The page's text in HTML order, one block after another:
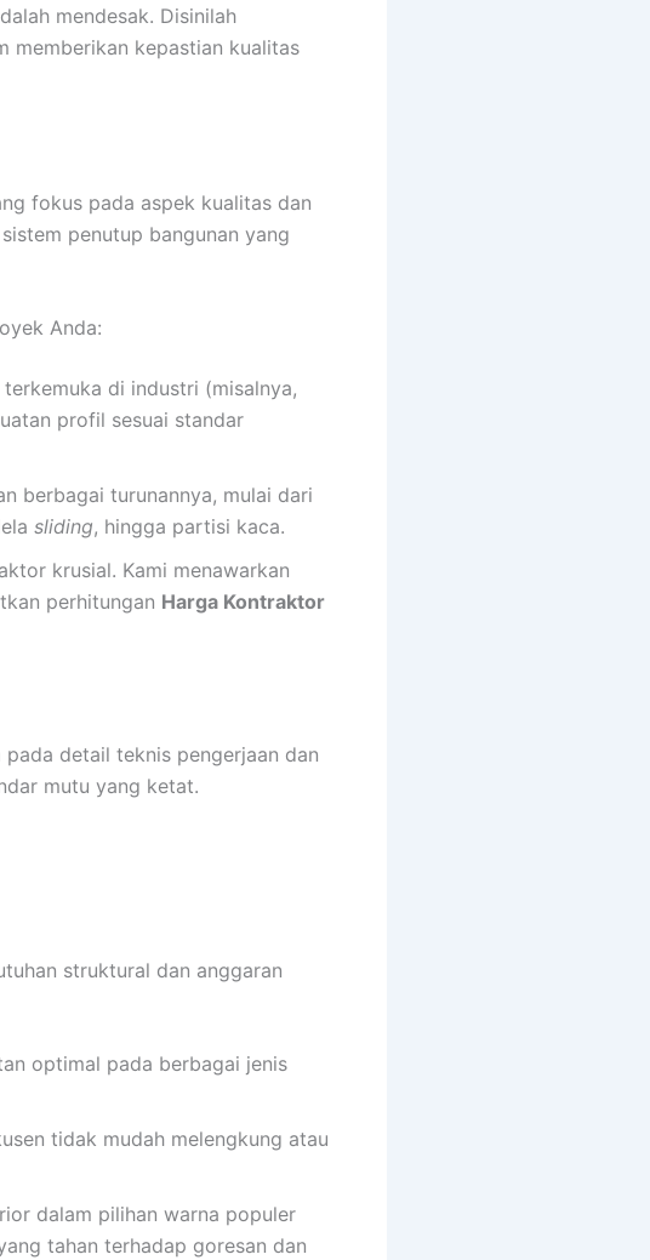
mendesak. Disinilah
memberikan kepastian kualitas
fokus pada aspek kualitas dan
penutup bangunan yang
Anda:
di industri (misalnya,
profil sesuai standar
berbagai turunannya, mulai dari
sliding, hingga partisi kaca.
krusial. Kami menawarkan
perhitungan Harga Kontraktor
detail teknis pengerjaan dan
mutu yang ketat.
struktural dan anggaran
optimal pada berbagai jenis
tidak mudah melengkung atau
dalam pilihan warna populer
tahan terhadap goresan dan